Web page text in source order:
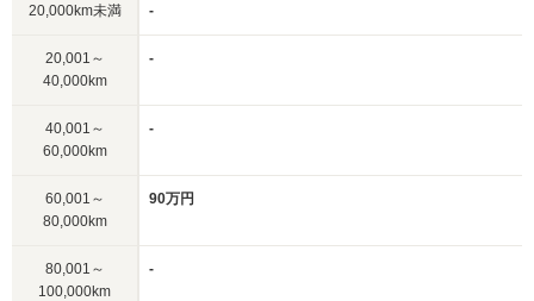
20,000km未満 -
20,001～
40,000km
-
40,001～
60,000km
-
60,001～
80,000km
90万円
80,001～
100,000km
-